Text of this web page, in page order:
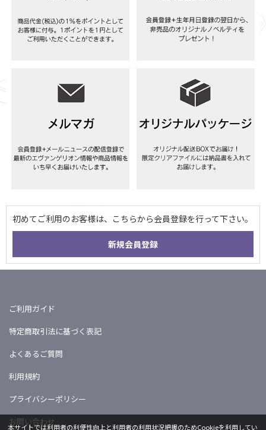
ご利用ガイド
特定商取引法に基づく表記
よくあるご質問
利用規約
プライバシーポリシー
お問い合わせ
本サイトでは利用者の利便性向上と利用者の利用状況把握のためCookieを利用してい